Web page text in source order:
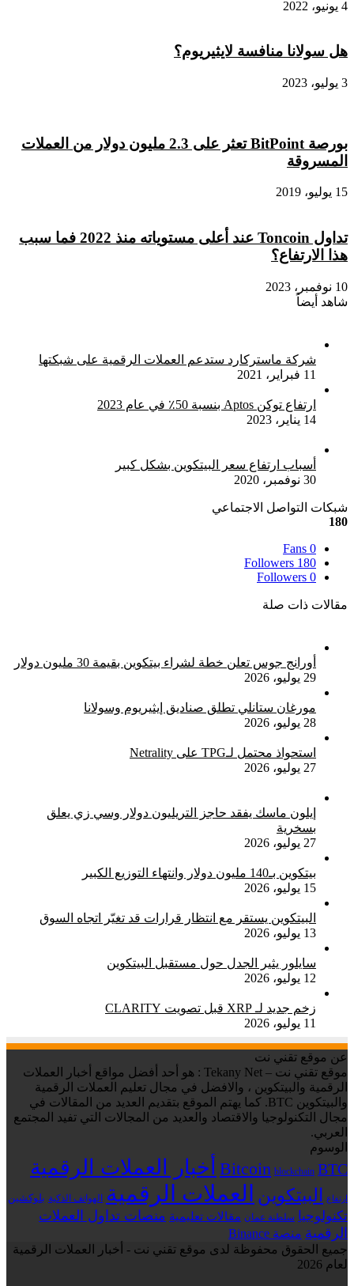
4 يونيو، 2022
هل سولانا منافسة لايثيريوم؟
3 يوليو، 2023
بورصة BitPoint تعثر على 2.3 مليون دولار من العملات
المسروقة
15 يوليو، 2019
تداول Toncoin عند أعلى مستوياته منذ 2022 فما سبب
هذا الارتفاع؟
10 نوفمبر، 2023
شاهد أيضاً
شركة ماستركارد ستدعم العملات الرقمية على شبكتها
11 فبراير، 2021
ارتفاع توكن Aptos بنسبة 50٪ في عام 2023
14 يناير، 2023
أسباب ارتفاع سعر البيتكوين بشكل كبير
30 نوفمبر، 2020
شبكات التواصل الاجتماعي
180
0
Fans
180
Followers
0
Followers
مقالات ذات صلة
أورانج جوس تعلن خطة لشراء بيتكوين بقيمة 30 مليون دولار
29 يوليو، 2026
مورغان ستانلي تطلق صناديق إيثيريوم وسولانا
28 يوليو، 2026
استحواذ محتمل لـTPG على Netrality
27 يوليو، 2026
إيلون ماسك يفقد حاجز التريليون دولار وسي زي يعلق
بسخرية
27 يوليو، 2026
بيتكوين بـ140 مليون دولار وانتهاء التوزيع الكبير
15 يوليو، 2026
البيتكوين يستقر مع انتظار قرارات قد تغيّر اتجاه السوق
13 يوليو، 2026
سايلور يثير الجدل حول مستقبل البيتكوين
12 يوليو، 2026
زخم جديد لـ XRP قبل تصويت CLARITY
11 يوليو، 2026
عن موقع تقني نت
موقع تقني نت – Tekany Net : هو أحد أفضل مواقع أخبار العملات
الرقمية والبيتكوين ، والافضل في مجال تعليم العملات الرقمية
والبيتكوين BTC. كما يهتم الموقع بتقديم العديد من المقالات في
مجال التكنولوجيا والاقتصاد والعديد من المجالات التي تفيد المجتمع
العربي.
الوسوم
Bitcoin blockchain BTC أخبار العملات الرقمية
ارتفاع البيتكوين العملات الرقمية الهواتف الذكية بلوكشين
تكنولوجيا سلطنة عمان مقالات تعليمية منصات تداول العملات
الرقمية منصة Binance
جميع الحقوق محفوظة لدى موقع تقني نت - أخبار العملات الرقمية
لعام 2026